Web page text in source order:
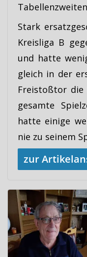
Stark
Kreisliga B
und hatte
gleich in der
Freistoßtor die
gesamte
hatte einige
nie zu seinem
zur